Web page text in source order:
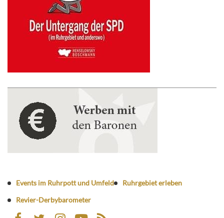
Events im Ruhrpott und Umfeld
Ruhrgebiet erleben
Revier-Derbybarometer